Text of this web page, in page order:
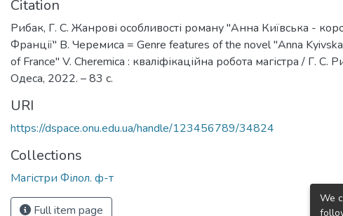
Citation
Рибак, Г. С. Жанрові особливості роману "Анна Київська -
Франції" В. Черемиса = Genre features of the novel "Anna
of France" V. Cheremica : кваліфікаційна робота магістра / Г. С.
Одеса, 2022. – 83 с.
URI
https://dspace.onu.edu.ua/handle/123456789/34824
Collections
Магістри Філол. ф-т
Full item page
We